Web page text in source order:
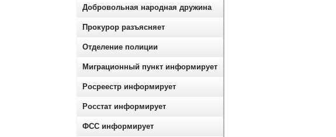
Добровольная народная дружина
Прокурор разъясняет
Отделение полиции
Миграционный пункт информирует
Росреестр информирует
Росстат информирует
ФСС информирует